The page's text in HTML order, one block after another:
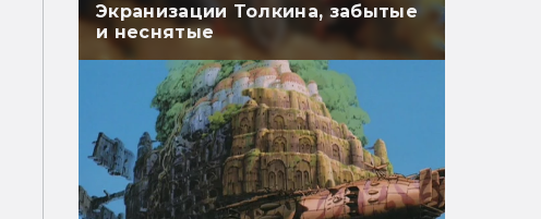
Экранизации Толкина, забытые
и неснятые